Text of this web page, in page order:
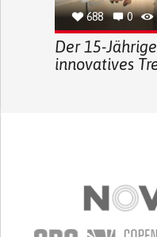
688 0
Der 15-
innovatives